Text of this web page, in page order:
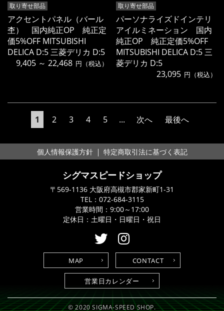
取り寄せ部品
アクセントパネル（バール
杢） 国内純正OP 純正定
価5%OFF MITSUBISHI
DELICA D:5 三菱デリカ D:5
9,405 ～ 22,468 円（税込）
取り寄せ部品
パーソナライズドインテリ
アイルミネーション 国内
純正OP 純正定価5%OFF
MITSUBISHI DELICA D:5 三
菱デリカ D:5
23,095 円（税込）
1 2 3 4 5 ... 次へ 最後へ
個人情報保護方針 ｜ 特定商取引法に基づく表記
シグマスピードショップ
〒569-1136 大阪府高槻市郡家新町1-31
TEL： 072-684-3115
営業時間：9:00～17:00
定休日：土曜日・日曜日・祝日
MAP CONTACT
営業日カレンダー
© 2020 SIGMA-SPEED SHOP.